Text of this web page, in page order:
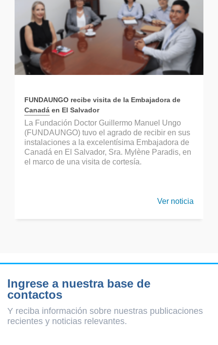
FUNDAUNGO recibe visita de la Embajadora de
Canadá en El Salvador
La Fundación Doctor Guillermo Manuel Ungo
(FUNDAUNGO) tuvo el agrado de recibir en sus
instalaciones a la excelentísima Embajadora de
Canadá en El Salvador, Sra. Mylène Paradis, en
el marco de una visita de cortesía.
Ver noticia
Ingrese a nuestra base de
contactos
Y reciba información sobre nuestras publicaciones
recientes y noticias relevantes.